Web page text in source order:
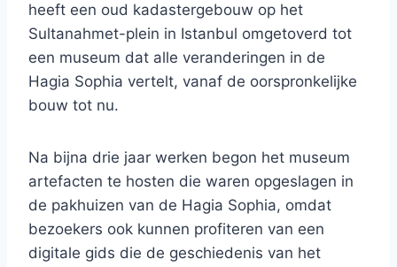
heeft een oud kadastergebouw op het
Sultanahmet-plein in Istanbul omgetoverd tot
een museum dat alle veranderingen in de
Hagia Sophia vertelt, vanaf de oorspronkelijke
bouw tot nu.
Na bijna drie jaar werken begon het museum
artefacten te hosten die waren opgeslagen in
de pakhuizen van de Hagia Sophia, omdat
bezoekers ook kunnen profiteren van een
digitale gids die de geschiedenis van het